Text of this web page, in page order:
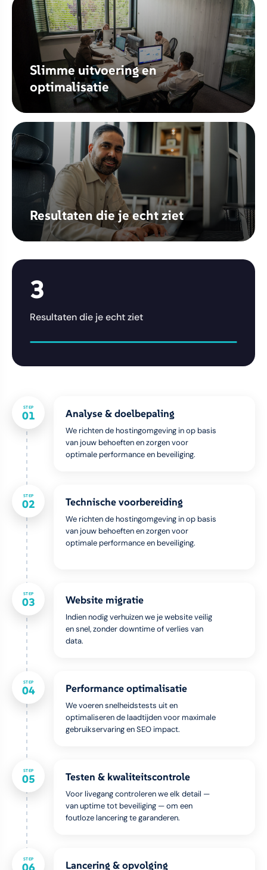
Slimme uitvoering en
optimalisatie
Resultaten die je echt ziet
3
Resultaten die je echt ziet
STEP
01 Analyse & doelbepaling
We richten de hostingomgeving in op basis
van jouw behoeften en zorgen voor
optimale performance en beveiliging.
STEP
02 Technische voorbereiding
We richten de hostingomgeving in op basis
van jouw behoeften en zorgen voor
optimale performance en beveiliging.
STEP
03 Website migratie
Indien nodig verhuizen we je website veilig
en snel, zonder downtime of verlies van
data.
STEP
04 Performance optimalisatie
We voeren snelheidstests uit en
optimaliseren de laadtijden voor maximale
gebruikservaring en SEO impact.
STEP
05 Testen & kwaliteitscontrole
Voor livegang controleren we elk detail —
van uptime tot beveiliging — om een
foutloze lancering te garanderen.
STEP Lancering & opvolging